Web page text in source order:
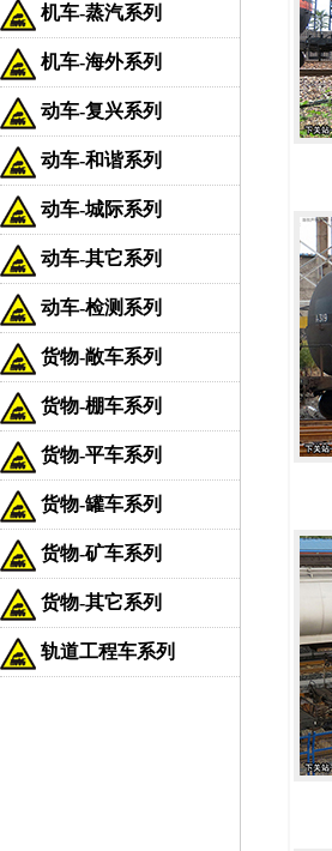
机车-蒸汽系列
机车-海外系列
动车-复兴系列
动车-和谐系列
动车-城际系列
动车-其它系列
动车-检测系列
货物-敞车系列
货物-棚车系列
货物-平车系列
货物-罐车系列
货物-矿车系列
货物-其它系列
轨道工程车系列